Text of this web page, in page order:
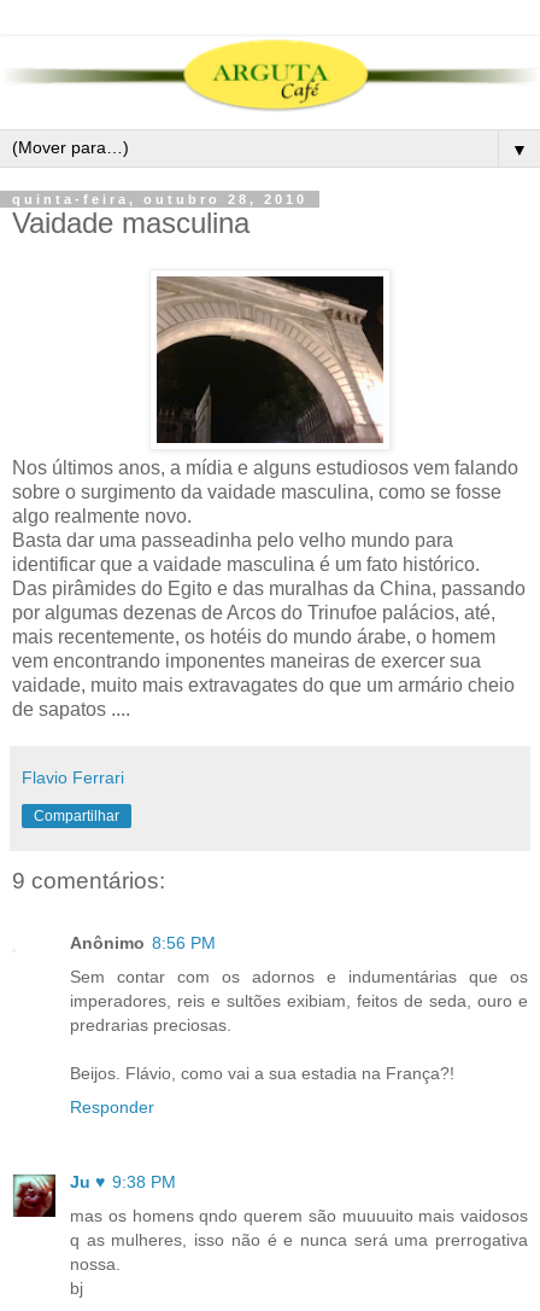
▼
quinta-feira, outubro 28, 2010
Vaidade masculina
Nos últimos anos, a mídia e alguns estudiosos vem falando
sobre o surgimento da vaidade masculina, como se fosse
algo realmente novo.
Basta dar uma passeadinha pelo velho mundo para
identificar que a vaidade masculina é um fato histórico.
Das pirâmides do Egito e das muralhas da China, passando
por algumas dezenas de Arcos do Trinufoe palácios, até,
mais recentemente, os hotéis do mundo árabe, o homem
vem encontrando imponentes maneiras de exercer sua
vaidade, muito mais extravagates do que um armário cheio
de sapatos ....
Flavio Ferrari
Compartilhar
9 comentários:
Anônimo 8:56 PM
Sem contar com os adornos e indumentárias que os
imperadores, reis e sultões exibiam, feitos de seda, ouro e
predrarias preciosas.
Beijos. Flávio, como vai a sua estadia na França?!
Responder
Ju ♥ 9:38 PM
mas os homens qndo querem são muuuuito mais vaidosos
q as mulheres, isso não é e nunca será uma prerrogativa
nossa.
bj